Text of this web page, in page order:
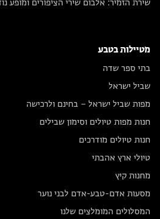
שירת הזמיר: אלבום שירי הציפורים ומופע
מטיילות בטבע
בתי ספר שדה
שביל ישראל
מפות שביל ישראל – בחינם ולרכישה
חנות מפות טיולים וסימון שבילים
חנות טיולים מודרכים
טיולי ארץ אהבתי
מחנות קיץ
מסעות אדם-טבע-אדם לבני נוער
המסלולים המומלצים שלנו